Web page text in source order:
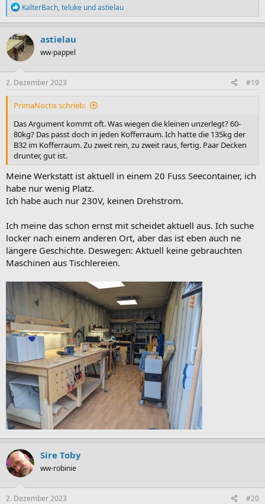
R
e
a
k
t
i
o
n
e
:
KalterBach,teluke undastielau
astielau
ww-pappel
2. Dezember 2023 #19
PrimaNoctis schrieb:
Das Argument kommt oft. Was wiegen die kleinen unzerlegt? 60-
80kg? Das passt doch in jeden Kofferraum. Ich hatte die 135kg der
B32 im Kofferraum. Zu zweit rein, zu zweit raus, fertig. Paar Decken
drunter, gut ist.
Meine Werkstatt ist aktuell in einem 20 Fuss Seecontainer, ich
habe nur wenig Platz.
Ich habe auch nur 230V, keinen Drehstrom.
Ich meine das schon ernst mit scheidet aktuell aus. Ich suche
locker nach einem anderen Ort, aber das ist eben auch ne
längere Geschichte. Deswegen: Aktuell keine gebrauchten
Maschinen aus Tischlereien.
Sire Toby
ww-robinie
2. Dezember 2023 #20